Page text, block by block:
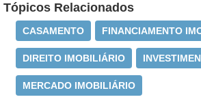
Tópicos Relacionados
CASAMENTO FINANCIAMENTO
DIREITO IMOBILIÁRIO
MERCADO IMOBILIÁRIO